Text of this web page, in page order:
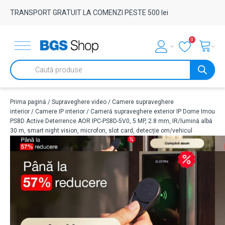
TRANSPORT GRATUIT LA COMENZI PESTE 500 lei
0
Products
search
Prima pagină / Supraveghere video / Camere supraveghere
interior / Camere IP interior / Cameră supraveghere exterior IP Dome Imou
PS8D Active Deterrence AOR IPC-PS8D-5V0, 5 MP, 2.8 mm, IR/lumină albă
30 m, smart night vision, microfon, slot card, detecție om/vehicul